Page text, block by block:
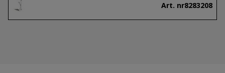
Art. nr8283208